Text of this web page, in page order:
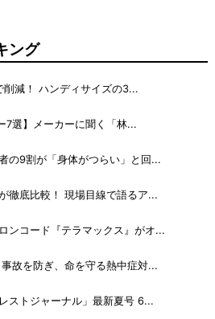
ング
削減！ ハンディサイズの3...
7選】メーカーに聞く「林...
の9割が「身体がつらい」と回...
徹底比較！ 現場目線で語るア...
ンコード『テラマックス』がオ...
故を防ぎ、命を守る熱中症対...
ストジャーナル」最新夏号 6...